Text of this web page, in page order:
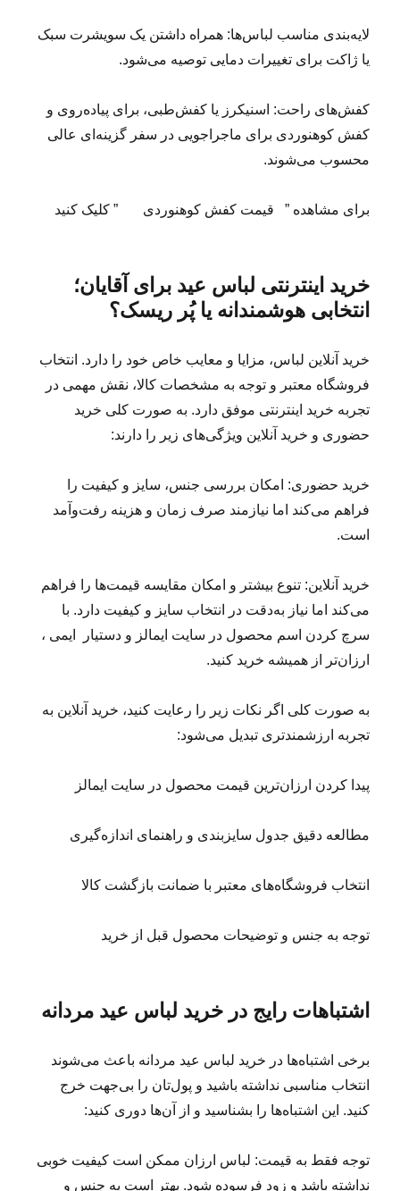
لایه‌بندی مناسب لباس‌ها: همراه داشتن یک سویشرت سبک
یا ژاکت برای تغییرات دمایی توصیه می‌شود.
کفش‌های راحت: اسنیکرز یا کفش‌طبی، برای پیاده‌روی و
کفش کوهنوردی برای ماجراجویی در سفر گزینه‌ای عالی
محسوب می‌شوند.
برای مشاهده ” قیمت کفش کوهنوردی ” کلیک کنید
خرید اینترنتی لباس عید برای آقایان؛
انتخابی هوشمندانه یا پُر ریسک؟
خرید آنلاین لباس، مزایا و معایب خاص خود را دارد. انتخاب
فروشگاه معتبر و توجه به مشخصات کالا، نقش مهمی در
تجربه خرید اینترنتی موفق دارد. به صورت کلی خرید
حضوری و خرید آنلاین ویژگی‌های زیر را دارند:
خرید حضوری: امکان بررسی جنس، سایز و کیفیت را
فراهم می‌کند اما نیازمند صرف زمان و هزینه رفت‌وآمد
است.
خرید آنلاین: تنوع بیشتر و امکان مقایسه قیمت‌ها را فراهم
می‌کند اما نیاز به‌دقت در انتخاب سایز و کیفیت دارد. با
سرچ کردن اسم محصول در سایت ایمالز و دستیار ایمی ،
ارزان‌تر از همیشه خرید کنید.
به صورت کلی اگر نکات زیر را رعایت کنید، خرید آنلاین به
تجربه ارزشمندتری تبدیل می‌شود:
پیدا کردن ارزان‌ترین قیمت محصول در سایت ایمالز
مطالعه دقیق جدول سایزبندی و راهنمای اندازه‌گیری
انتخاب فروشگاه‌های معتبر با ضمانت بازگشت کالا
توجه به جنس و توضیحات محصول قبل از خرید
اشتباهات رایج در خرید لباس عید مردانه
برخی اشتباه‌ها در خرید لباس عید مردانه باعث می‌شوند
انتخاب مناسبی نداشته باشید و پول‌تان را بی‌جهت خرج
کنید. این اشتباه‌ها را بشناسید و از آن‌ها دوری کنید:
توجه فقط به قیمت: لباس ارزان ممکن است کیفیت خوبی
نداشته باشد و زود فرسوده شود. بهتر است به جنس و